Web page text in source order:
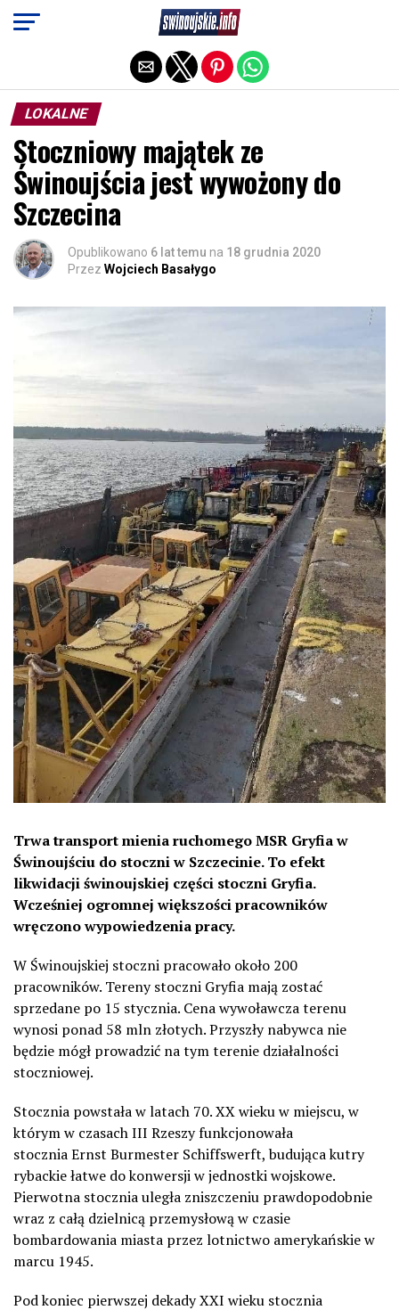
LOKALNE
Stoczniowy majątek ze
Świnoujścia jest wywożony do
Szczecina
Opublikowano 6 lat temu na 18 grudnia 2020
Przez Wojciech Basałygo
Trwa transport mienia ruchomego MSR Gryfia w
Świnoujściu do stoczni w Szczecinie. To efekt
likwidacji świnoujskiej części stoczni Gryfia.
Wcześniej ogromnej większości pracowników
wręczono wypowiedzenia pracy.
W Świnoujskiej stoczni pracowało około 200
pracowników. Tereny stoczni Gryfia mają zostać
sprzedane po 15 stycznia. Cena wywoławcza terenu
wynosi ponad 58 mln złotych. Przyszły nabywca nie
będzie mógł prowadzić na tym terenie działalności
stoczniowej.
Stocznia powstała w latach 70. XX wieku w miejscu, w
którym w czasach III Rzeszy funkcjonowała
stocznia Ernst Burmester Schiffswerft, budująca kutry
rybackie łatwe do konwersji w jednostki wojskowe.
Pierwotna stocznia uległa zniszczeniu prawdopodobnie
wraz z całą dzielnicą przemysłową w czasie
bombardowania miasta przez lotnictwo amerykańskie w
marcu 1945.
Pod koniec pierwszej dekady XXI wieku stocznia
Exit mobile version